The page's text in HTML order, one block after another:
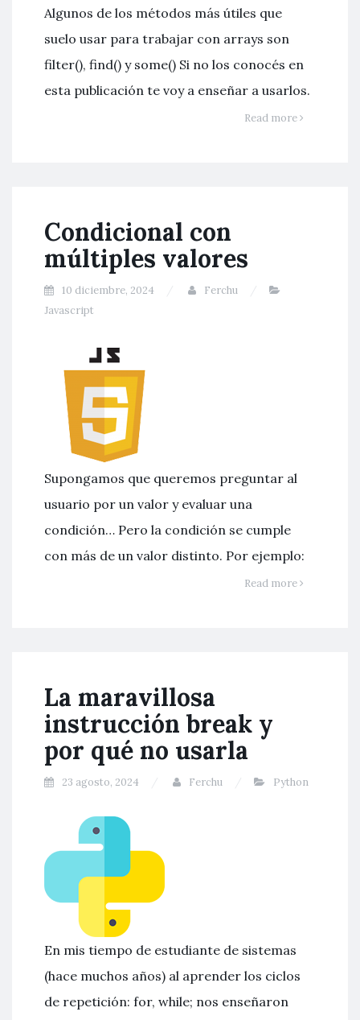
Algunos de los métodos más útiles que
suelo usar para trabajar con arrays son
filter(), find() y some() Si no los conocés en
esta publicación te voy a enseñar a usarlos.
Read more
Condicional con
múltiples valores
10 diciembre, 2024
Ferchu
Javascript
Supongamos que queremos preguntar al
usuario por un valor y evaluar una
condición… Pero la condición se cumple
con más de un valor distinto. Por ejemplo:
Read more
La maravillosa
instrucción break y
por qué no usarla
23 agosto, 2024 Ferchu Python
En mis tiempo de estudiante de sistemas
(hace muchos años) al aprender los ciclos
de repetición: for, while; nos enseñaron